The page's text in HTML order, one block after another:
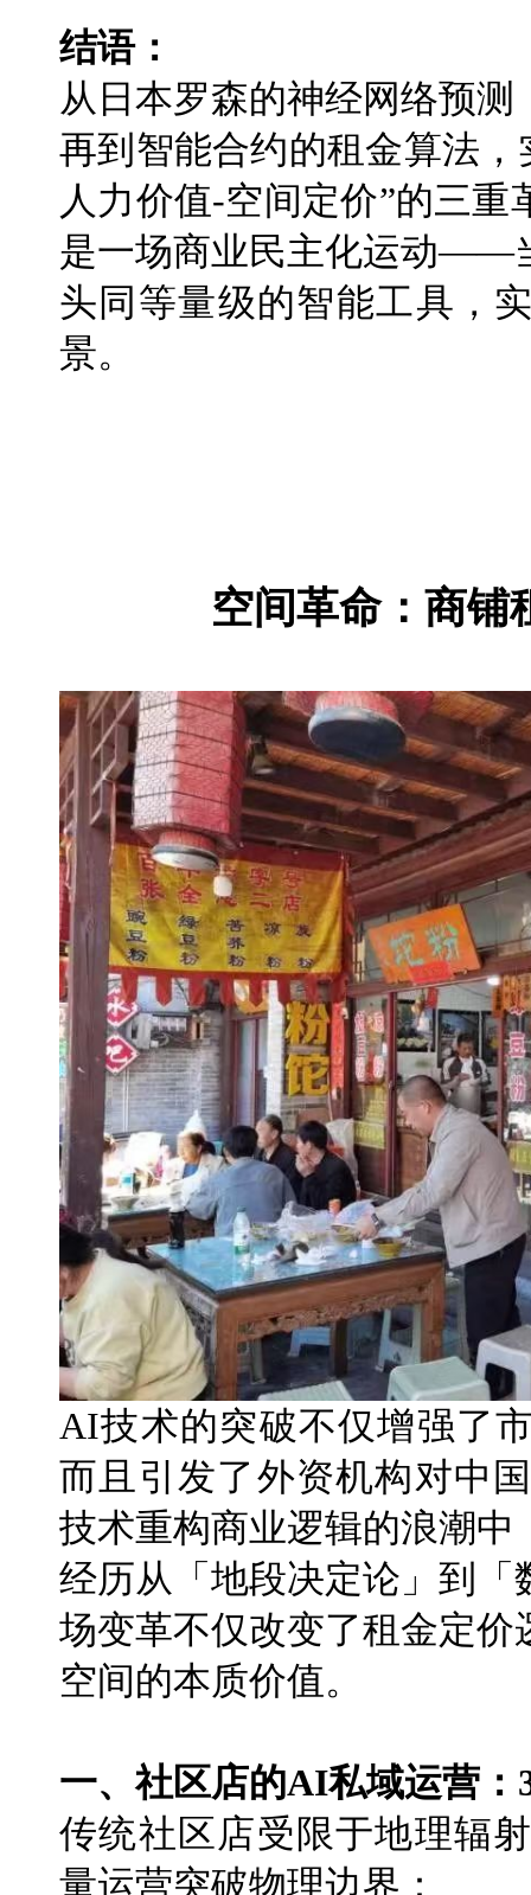
结语：
从日本罗森的神经网络预测
再到智能合约的租金算法
人力价值-空间定价”的三
是一场商业民主化运动——
头同等量级的智能工具，
景。
空间革命：商铺
AI技术的突破不仅增强了
而且引发了外资机构对中
技术重构商业逻辑的浪潮
经历从「地段决定论」到
场变革不仅改变了租金定
空间的本质价值。
一、社区店的AI私域运营：
传统社区店受限于地理辐
量运营突破物理边界：